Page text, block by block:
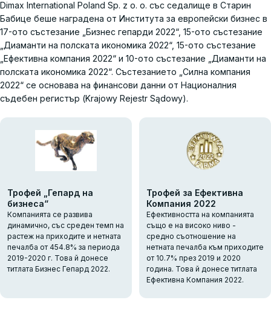
Dimax International Poland Sp. z o. o. със седалище в Старин
Бабице беше наградена от Института за европейски бизнес в
17-ото състезание „Бизнес гепарди 2022“, 15-ото състезание
„Диаманти на полската икономика 2022“, 15-ото състезание
„Ефективна компания 2022“ и 10-ото състезание „Диаманти на
полската икономика 2022“. Състезанието „Силна компания
2022“ се основава на финансови данни от Националния
съдебен регистър (Krajowy Rejestr Sądowy).
Трофей „Гепард на
бизнеса“
Компанията се развива
динамично, със среден темп на
растеж на приходите и нетната
печалба от 454.8% за периода
2019-2020 г. Това й донесе
титлата Бизнес Гепард 2022.
Трофей за Ефективна
Компания 2022
Ефективността на компанията
също е на високо ниво -
средно съотношение на
нетната печалба към приходите
от 10.7% през 2019 и 2020
година. Това й донесе титлата
Ефективна Компания 2022.